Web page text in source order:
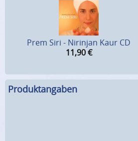
Prem Siri - Nirinjan Kaur CD
11,90 €
Produktangaben